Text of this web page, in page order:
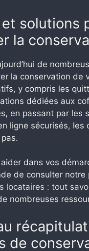
solutions
la
de
la conservation de
y compris les
dédiées aux
en passant par les
ligne sécurisés, les
dans vos
de consulter notre
locataires : tout
nombreuses
de